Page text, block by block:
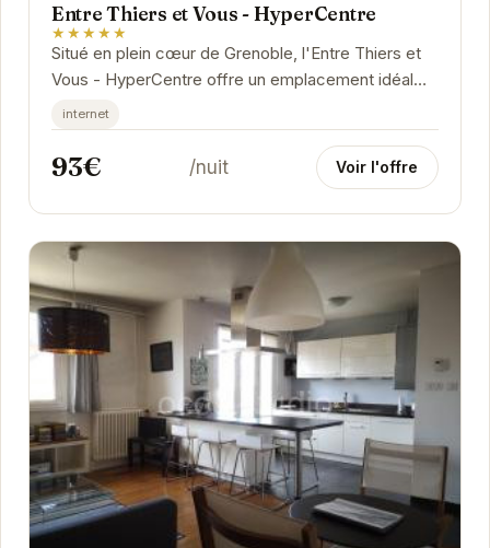
Entre Thiers et Vous - HyperCentre
★★★★★
Situé en plein cœur de Grenoble, l'Entre Thiers et
Vous - HyperCentre offre un emplacement idéal
pour découvrir la ville. Proche des commerces,...
internet
93€ /nuit Voir l'offre